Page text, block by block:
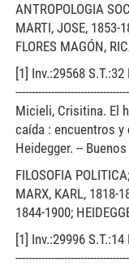
ANTROPOLOGIA
MARTI, JOSE, 1853-
FLORES MAGÓN,
[1] Inv.:29568 S.T.:32
Micieli, Crisitina. El
caída : encuentros y
Heidegger. --
FILOSOFIA
MARX, KARL, 1818-
1844-1900;
[1] Inv.:29996 S.T.:14